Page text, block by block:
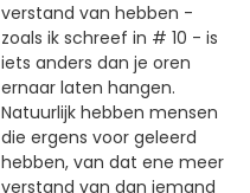
verstand van hebben -
zoals ik schreef in # 10 - is
iets anders dan je oren
ernaar laten hangen.
Natuurlijk hebben mensen
die ergens voor geleerd
hebben, van dat ene meer
verstand van dan iemand